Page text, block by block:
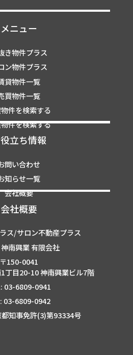
メニュー
き物件プラス
ン物件プラス
貸物件一覧
買物件一覧
件を検索する
件を検索する
立ち情報
問い合わせ
知らせ一覧
会社概要
会社概要
ス/サロン不動産プラス
南興業 有限会社
〒150-0041
丁目20-10 神南興業ビル7階
03-6809-0941
03-6809-0942
知事免許(3)第93334号